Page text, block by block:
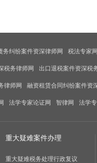
务纠纷案件资深律师网 税法专家
税务律师网 出口退税案件资深税
律师网 融资租赁合同纠纷案件资
法学专家论证网 智律网 法学
重大疑难案件办理
重大疑难税务处理行政复议